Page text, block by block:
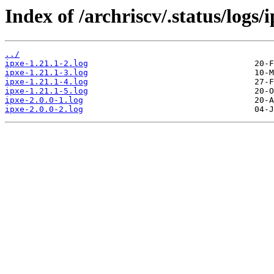
Index of /archriscv/.status/logs/
../
ipxe-1.21.1-2.log
ipxe-1.21.1-3.log
ipxe-1.21.1-4.log
ipxe-1.21.1-5.log
ipxe-2.0.0-1.log
ipxe-2.0.0-2.log